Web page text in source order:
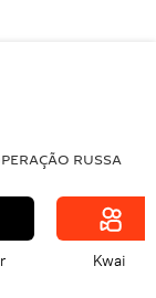
RUSSA
Kwai